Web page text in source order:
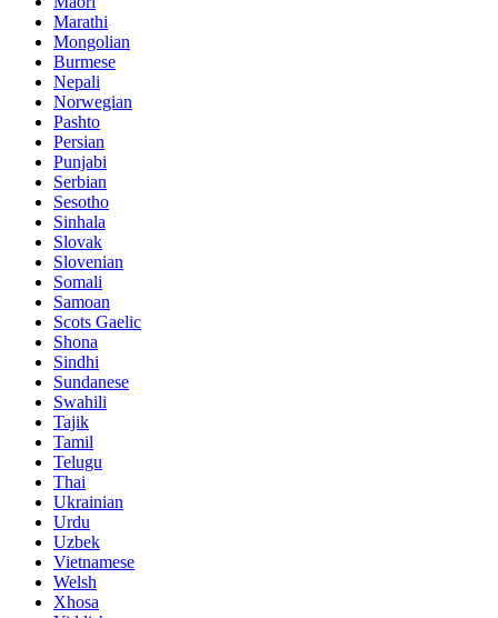
Marathi
Mongolian
Burmese
Nepali
Norwegian
Pashto
Persian
Punjabi
Serbian
Sesotho
Sinhala
Slovak
Slovenian
Somali
Samoan
Scots Gaelic
Shona
Sindhi
Sundanese
Swahili
Tajik
Tamil
Telugu
Thai
Ukrainian
Urdu
Uzbek
Vietnamese
Welsh
Xhosa